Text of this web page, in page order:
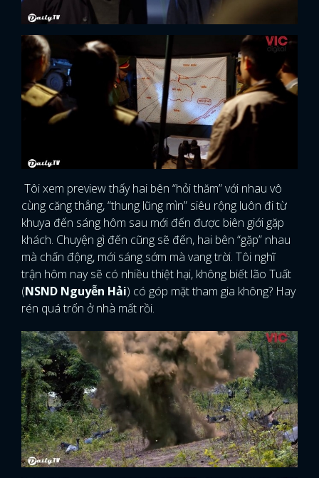
Tôi xem preview thấy hai bên “hỏi thăm” với nhau vô
cùng căng thẳng, “thung lũng mìn” siêu rộng luôn đi từ
khuya đến sáng hôm sau mới đến được biên giới gặp
khách. Chuyện gì đến cũng sẽ đến, hai bên “gặp” nhau
mà chấn động, mới sáng sớm mà vang trời. Tôi nghĩ
trận hôm nay sẽ có nhiều thiệt hại, không biết lão Tuất
(NSND Nguyễn Hải) có góp mặt tham gia không? Hay
rén quá trốn ở nhà mất rồi.